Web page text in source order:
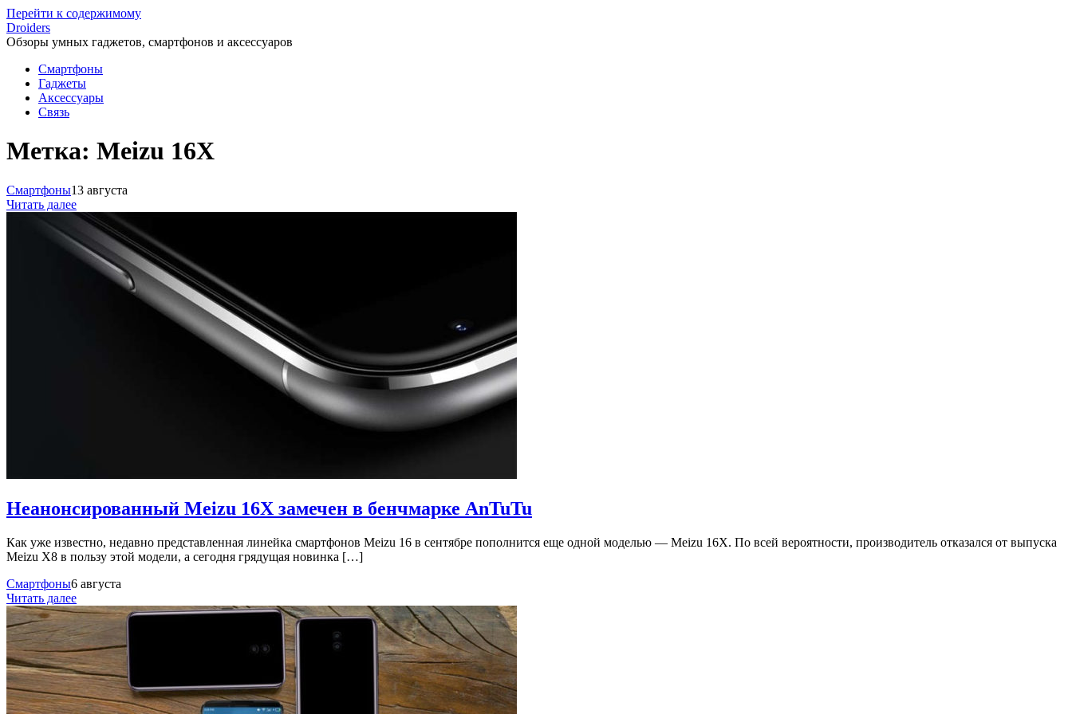
Перейти к содержимому
Droiders
Обзоры умных гаджетов, смартфонов и аксессуаров
Смартфоны
Гаджеты
Аксессуары
Связь
Метка: Meizu 16X
Смартфоны13 августа
Читать далее
Неанонсированный Meizu 16X замечен в бенчмарке AnTuTu
Как уже известно, недавно представленная линейка смартфонов Meizu 16 в сентябре пополнится еще одной моделью — Meizu 16X. По всей вероятности, производитель отказался от выпуска
Meizu X8 в пользу этой модели, а сегодня грядущая новинка […]
Смартфоны6 августа
Читать далее